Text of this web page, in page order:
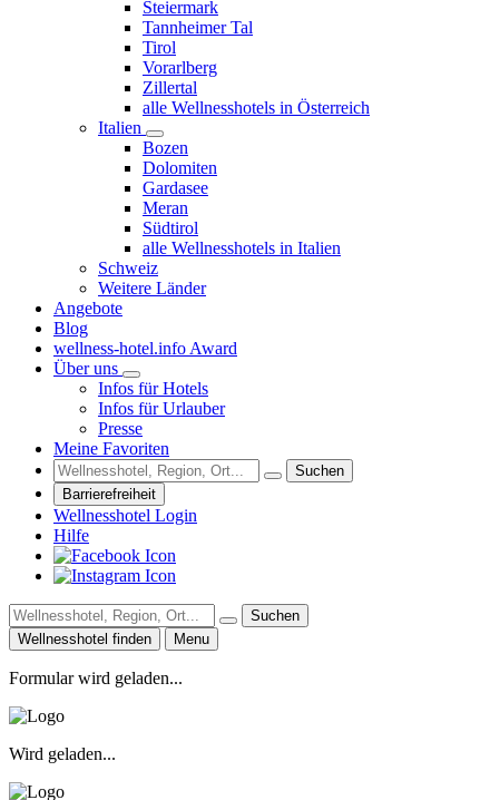
Steiermark
Tannheimer Tal
Tirol
Vorarlberg
Zillertal
alle Wellnesshotels in Österreich
Italien
Bozen
Dolomiten
Gardasee
Meran
Südtirol
alle Wellnesshotels in Italien
Schweiz
Weitere Länder
Angebote
Blog
wellness-hotel.info Award
Über uns
Infos für Hotels
Infos für Urlauber
Presse
Meine Favoriten
Suchen
Barrierefreiheit
Wellnesshotel Login
Hilfe
Suchen
Wellnesshotel finden
Menu
Formular wird geladen...
Wird geladen...